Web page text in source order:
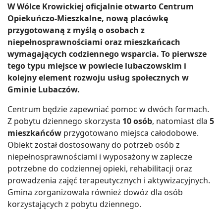
W Wólce Krowickiej oficjalnie otwarto Centrum
Opiekuńczo-Mieszkalne, nową placówkę
przygotowaną z myślą o osobach z
niepełnosprawnościami oraz mieszkańcach
wymagających codziennego wsparcia. To pierwsze
tego typu miejsce w powiecie lubaczowskim i
kolejny element rozwoju usług społecznych w
Gminie Lubaczów.
Centrum będzie zapewniać pomoc w dwóch formach.
Z pobytu dziennego skorzysta 10 osób, natomiast dla 5
mieszkańców przygotowano miejsca całodobowe.
Obiekt został dostosowany do potrzeb osób z
niepełnosprawnościami i wyposażony w zaplecze
potrzebne do codziennej opieki, rehabilitacji oraz
prowadzenia zajęć terapeutycznych i aktywizacyjnych.
Gmina zorganizowała również dowóz dla osób
korzystających z pobytu dziennego.